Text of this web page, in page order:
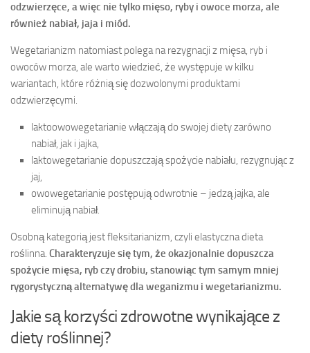
odzwierzęce, a więc nie tylko mięso, ryby i owoce morza, ale
również nabiał, jaja i miód.
Wegetarianizm natomiast polega na rezygnacji z mięsa, ryb i
owoców morza, ale warto wiedzieć, że występuje w kilku
wariantach, które różnią się dozwolonymi produktami
odzwierzęcymi.
laktoowowegetarianie włączają do swojej diety zarówno
nabiał, jak i jajka,
laktowegetarianie dopuszczają spożycie nabiału, rezygnując z
jaj,
owowegetarianie postępują odwrotnie – jedzą jajka, ale
eliminują nabiał.
Osobną kategorią jest fleksitarianizm, czyli elastyczna dieta
roślinna. Charakteryzuje się tym, że okazjonalnie dopuszcza
spożycie mięsa, ryb czy drobiu, stanowiąc tym samym mniej
rygorystyczną alternatywę dla weganizmu i wegetarianizmu.
Jakie są korzyści zdrowotne wynikające z
diety roślinnej?